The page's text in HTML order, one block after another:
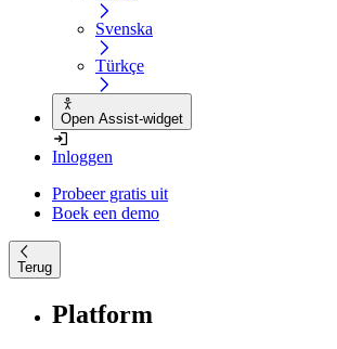
Svenska
Türkçe
Open Assist-widget
Inloggen
Probeer gratis uit
Boek een demo
Terug
Platform